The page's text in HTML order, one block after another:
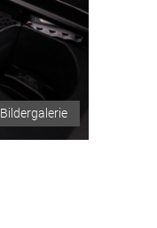
Bildergalerie